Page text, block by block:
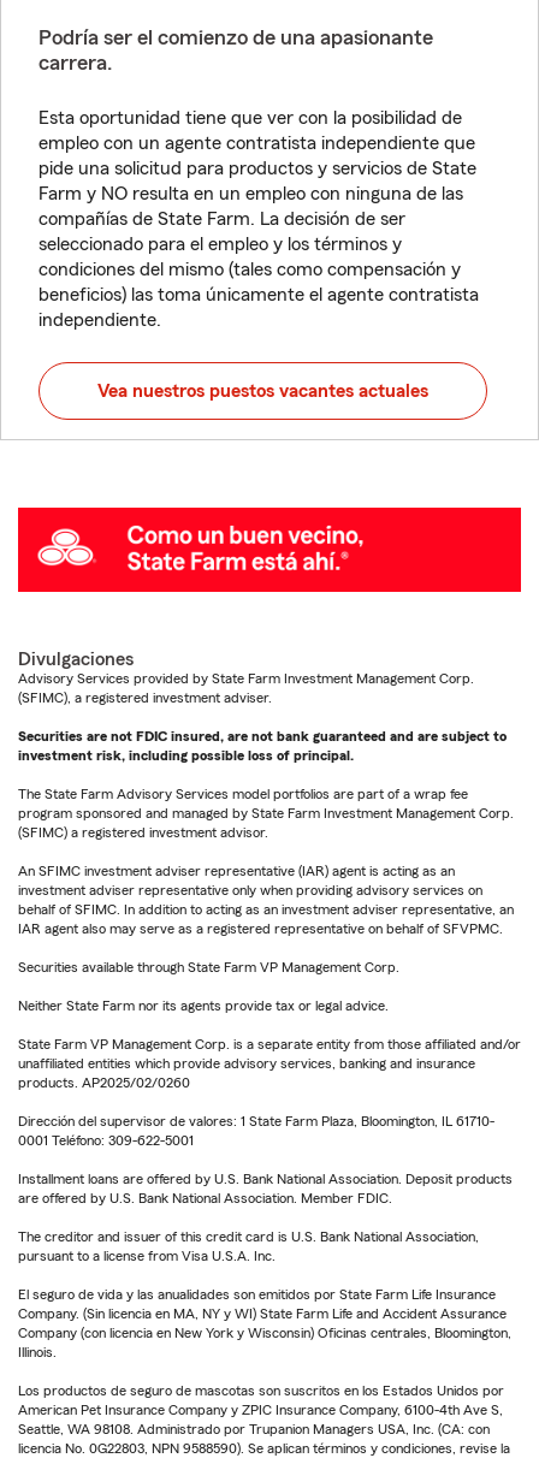
Podría ser el comienzo de una apasionante
carrera.
Esta oportunidad tiene que ver con la posibilidad de
empleo con un agente contratista independiente que
pide una solicitud para productos y servicios de State
Farm y NO resulta en un empleo con ninguna de las
compañías de State Farm. La decisión de ser
seleccionado para el empleo y los términos y
condiciones del mismo (tales como compensación y
beneficios) las toma únicamente el agente contratista
independiente.
Vea nuestros puestos vacantes actuales
Divulgaciones
Advisory Services provided by State Farm Investment Management Corp.
(SFIMC), a registered investment adviser.
Securities are not FDIC insured, are not bank guaranteed and are subject to
investment risk, including possible loss of principal.
The State Farm Advisory Services model portfolios are part of a wrap fee
program sponsored and managed by State Farm Investment Management Corp.
(SFIMC) a registered investment advisor.
An SFIMC investment adviser representative (IAR) agent is acting as an
investment adviser representative only when providing advisory services on
behalf of SFIMC. In addition to acting as an investment adviser representative, an
IAR agent also may serve as a registered representative on behalf of SFVPMC.
Securities available through State Farm VP Management Corp.
Neither State Farm nor its agents provide tax or legal advice.
State Farm VP Management Corp. is a separate entity from those affiliated and/or
unaffiliated entities which provide advisory services, banking and insurance
products. AP2025/02/0260
Dirección del supervisor de valores: 1 State Farm Plaza, Bloomington, IL 61710-
0001 Teléfono: 309-622-5001
Installment loans are offered by U.S. Bank National Association. Deposit products
are offered by U.S. Bank National Association. Member FDIC.
The creditor and issuer of this credit card is U.S. Bank National Association,
pursuant to a license from Visa U.S.A. Inc.
El seguro de vida y las anualidades son emitidos por State Farm Life Insurance
Company. (Sin licencia en MA, NY y WI) State Farm Life and Accident Assurance
Company (con licencia en New York y Wisconsin) Oficinas centrales, Bloomington,
Illinois.
Los productos de seguro de mascotas son suscritos en los Estados Unidos por
American Pet Insurance Company y ZPIC Insurance Company, 6100-4th Ave S,
Seattle, WA 98108. Administrado por Trupanion Managers USA, Inc. (CA: con
licencia No. 0G22803, NPN 9588590). Se aplican términos y condiciones, revise la